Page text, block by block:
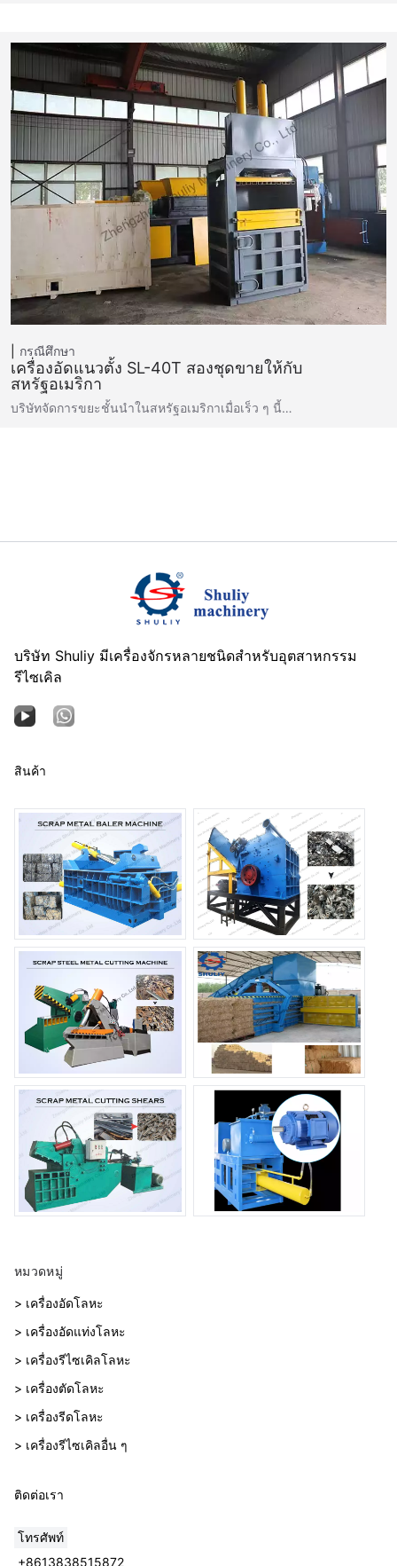
กรณีศึกษา
เครื่องอัดแนวตั้ง SL-40T สองชุดขายให้กับ
สหรัฐอเมริกา
บริษัทจัดการขยะชั้นนำในสหรัฐอเมริกาเมื่อเร็ว ๆ นี้…
บริษัท Shuliy มีเครื่องจักรหลายชนิดสำหรับอุตสาหกรรม
รีไซเคิล
สินค้า
หมวดหมู่
> เครื่องอัดโลหะ
> เครื่องอัดแท่งโลหะ
> เครื่องรีไซเคิลโลหะ
> เครื่องตัดโลหะ
> เครื่องรีดโลหะ
> เครื่องรีไซเคิลอื่น ๆ
ติดต่อเรา
โทรศัพท์
+8613838515872